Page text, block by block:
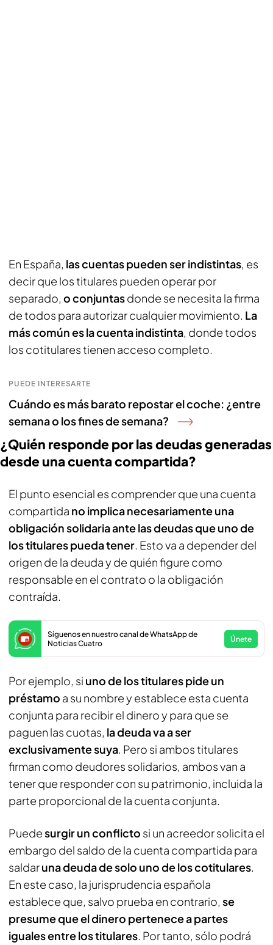
En España, las cuentas pueden ser indistintas, es
decir que los titulares pueden operar por
separado, o conjuntasdonde se necesita la firma
de todos para autorizar cualquier movimiento. La
más común es la cuenta indistinta, donde todos
los cotitulares tienen acceso completo.
PUEDE INTERESARTE
Cuándo es más barato repostar el coche: ¿entre
semana o los fines de semana?
¿Quién responde por las deudas generadas
desde una cuenta compartida?
El punto esencial es comprender que una cuenta
compartida no implica necesariamente una
obligación solidaria ante las deudas que uno de
los titulares pueda tener. Esto va a depender del
origen de la deuda y de quién figure como
responsable en el contrato o la obligación
contraída.
Síguenos en nuestro canal de WhatsApp de
Noticias Cuatro
Únete
Por ejemplo, si uno de los titulares pide un
préstamo a su nombre y establece esta cuenta
conjunta para recibir el dinero y para que se
paguen las cuotas, la deuda va a ser
exclusivamente suya. Pero si ambos titulares
firman como deudores solidarios, ambos van a
tener que responder con su patrimonio, incluida la
parte proporcional de la cuenta conjunta.
Puedesurgir un conflicto si un acreedor solicita el
embargo del saldo de la cuenta compartida para
saldaruna deuda de solo uno de los cotitulares.
En este caso, la jurisprudencia española
establece que, salvo prueba en contrario, se
presume que el dinero pertenece a partes
iguales entre los titulares. Por tanto, sólo podrá